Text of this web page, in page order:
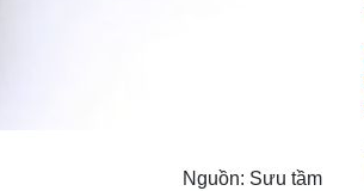
Nguồn: Sưu tầm